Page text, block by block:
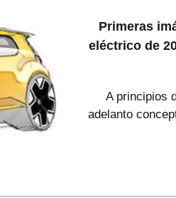
Primeras
eléctrico de
A principios
adelanto